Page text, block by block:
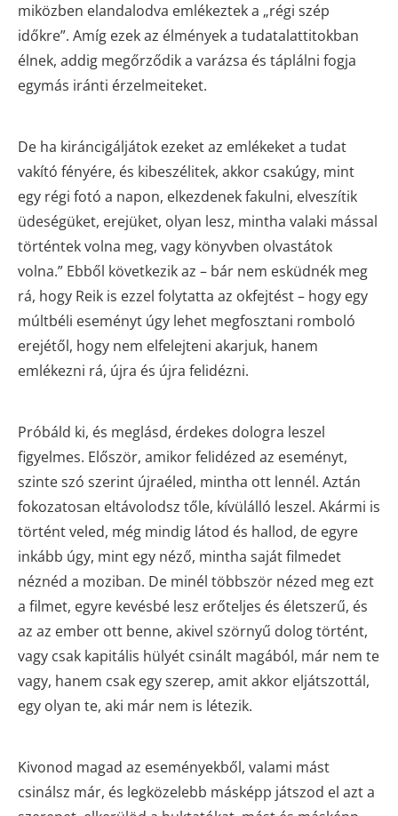
miközben elandalodva emlékeztek a „régi szép
időkre”. Amíg ezek az élmények a tudatalattitokban
élnek, addig megőrződik a varázsa és táplálni fogja
egymás iránti érzelmeiteket.
De ha kiráncigáljátok ezeket az emlékeket a tudat
vakító fényére, és kibeszélitek, akkor csakúgy, mint
egy régi fotó a napon, elkezdenek fakulni, elveszítik
üdeségüket, erejüket, olyan lesz, mintha valaki mással
történtek volna meg, vagy könyvben olvastátok
volna.” Ebből következik az – bár nem esküdnék meg
rá, hogy Reik is ezzel folytatta az okfejtést – hogy egy
múltbéli eseményt úgy lehet megfosztani romboló
erejétől, hogy nem elfelejteni akarjuk, hanem
emlékezni rá, újra és újra felidézni.
Próbáld ki, és meglásd, érdekes dologra leszel
figyelmes. Először, amikor felidézed az eseményt,
szinte szó szerint újraéled, mintha ott lennél. Aztán
fokozatosan eltávolodsz tőle, kívülálló leszel. Akármi is
történt veled, még mindig látod és hallod, de egyre
inkább úgy, mint egy néző, mintha saját filmedet
néznéd a moziban. De minél többször nézed meg ezt
a filmet, egyre kevésbé lesz erőteljes és életszerű, és
az az ember ott benne, akivel szörnyű dolog történt,
vagy csak kapitális hülyét csinált magából, már nem te
vagy, hanem csak egy szerep, amit akkor eljátszottál,
egy olyan te, aki már nem is létezik.
Kivonod magad az eseményekből, valami mást
csinálsz már, és legközelebb másképp játszod el azt a